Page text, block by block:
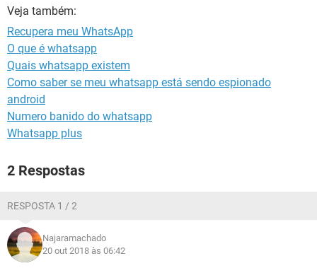
Veja também:
Recupera meu WhatsApp
O que é whatsapp
Quais whatsapp existem
Como saber se meu whatsapp está sendo espionado
android
Numero banido do whatsapp
Whatsapp plus
2 Respostas
RESPOSTA 1 / 2
Najaramachado
20 out 2018 às 06:42